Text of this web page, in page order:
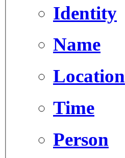
Identity
Name
Location
Time
Person